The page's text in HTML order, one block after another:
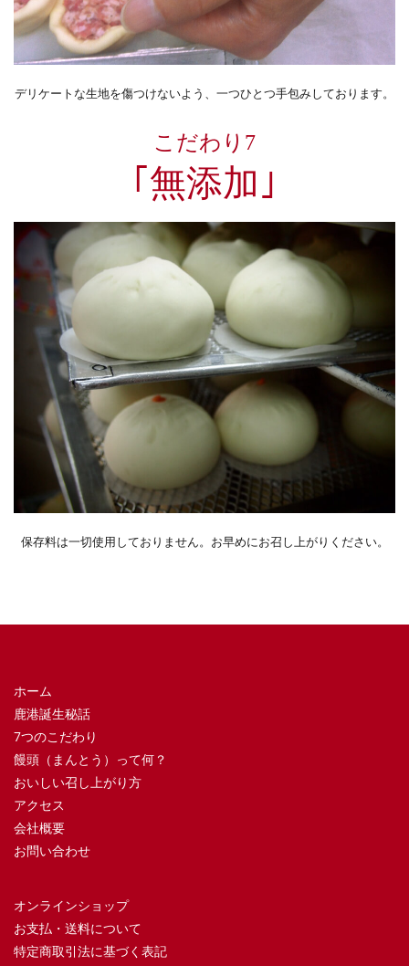
デリケートな生地を傷つけないよう、一つひとつ手包みしております。
こだわり7
｢無添加｣
保存料は一切使用しておりません。お早めにお召し上がりください。
ホーム
鹿港誕生秘話
7つのこだわり
饅頭（まんとう）って何？
おいしい召し上がり方
アクセス
会社概要
お問い合わせ
オンラインショップ
お支払・送料について
特定商取引法に基づく表記